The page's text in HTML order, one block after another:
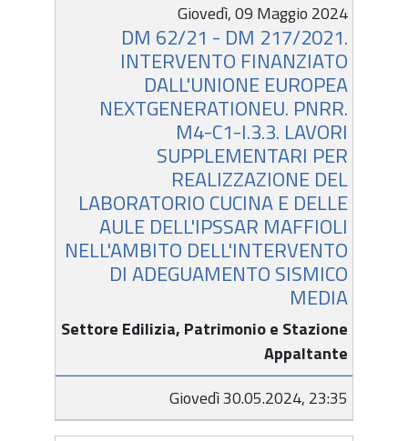
Giovedì, 09 Maggio 2024
DM 62/21 - DM 217/2021.
INTERVENTO FINANZIATO
DALL'UNIONE EUROPEA
NEXTGENERATIONEU. PNRR.
M4-C1-I.3.3. LAVORI
SUPPLEMENTARI PER
REALIZZAZIONE DEL
LABORATORIO CUCINA E DELLE
AULE DELL'IPSSAR MAFFIOLI
NELL'AMBITO DELL'INTERVENTO
DI ADEGUAMENTO SISMICO
MEDIA
Settore Edilizia, Patrimonio e Stazione
Appaltante
Giovedì 30.05.2024, 23:35